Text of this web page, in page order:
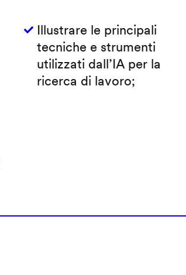
Illustrare le principali
tecniche e strumenti
utilizzati dall’IA per la
ricerca di lavoro;